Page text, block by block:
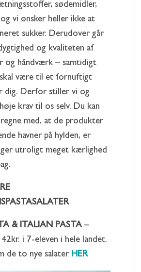
sødemidler,
vi ønsker heller ikke at
sukker. Derudover går
og kvaliteten af
og håndværk – samtidigt
være til et fornuftigt
dig. Derfor stiller vi og
krav til os selv. Du kan
med, at de produkter
havner på hylden, er
utroligt meget kærlighed
& ITALIAN PASTA–
i 7-eleven i hele landet.
de to nye salater HER